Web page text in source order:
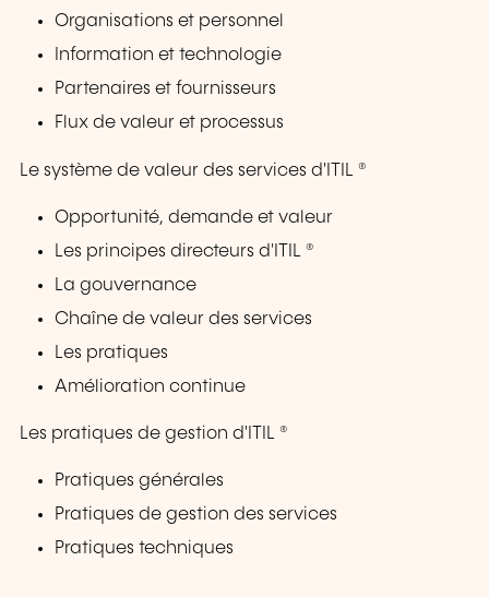
Organisations et personnel
Information et technologie
Partenaires et fournisseurs
Flux de valeur et processus
Le système de valeur des services d'ITIL ®
Opportunité, demande et valeur
Les principes directeurs d'ITIL ®
La gouvernance
Chaîne de valeur des services
Les pratiques
Amélioration continue
Les pratiques de gestion d'ITIL ®
Pratiques générales
Pratiques de gestion des services
Pratiques techniques